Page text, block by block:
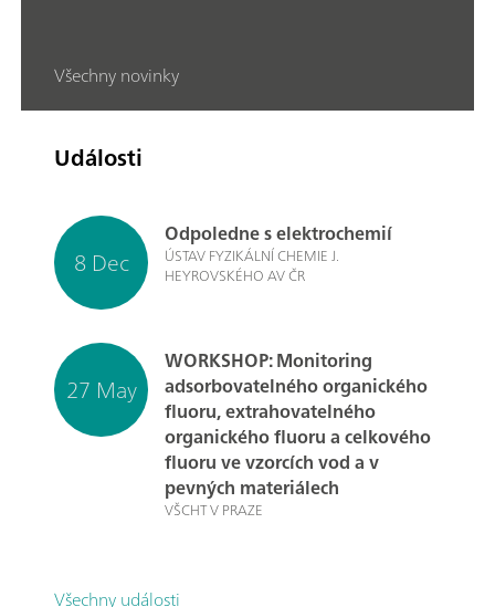
Všechny novinky
Události
8 Dec
Odpoledne s elektrochemií
ÚSTAV FYZIKÁLNÍ CHEMIE J.
HEYROVSKÉHO AV ČR
27 May
WORKSHOP: Monitoring
adsorbovatelného organického
fluoru, extrahovatelného
organického fluoru a celkového
fluoru ve vzorcích vod a v
pevných materiálech
VŠCHT V PRAZE
Všechny události